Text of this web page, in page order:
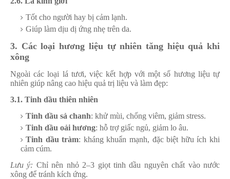
Tốt cho người hay bị cảm lạnh.
Giúp làm dịu dị ứng nhẹ trên da.
3. Các loại hương liệu tự nhiên tăng hiệu quả khi
xông
Ngoài các loại lá tươi, việc kết hợp với một số hương liệu tự
nhiên giúp nâng cao hiệu quả trị liệu và làm đẹp:
3.1. Tinh dầu thiên nhiên
Tinh dầu sả chanh: khử mùi, chống viêm, giảm stress.
Tinh dầu oải hương: hỗ trợ giấc ngủ, giảm lo âu.
Tinh dầu tràm: kháng khuẩn mạnh, đặc biệt hữu ích khi
cảm cúm.
Lưu ý: Chỉ nên nhỏ 2–3 giọt tinh dầu nguyên chất vào nước
xông để tránh kích ứng.